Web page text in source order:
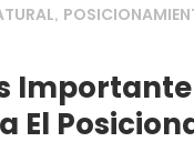
,
Importante
El